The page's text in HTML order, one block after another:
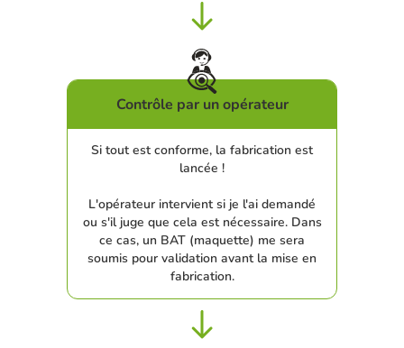
Contrôle par un opérateur
Si tout est conforme, la fabrication est
lancée !
L'opérateur intervient si je l'ai demandé
ou s'il juge que cela est nécessaire. Dans
ce cas, un BAT (maquette) me sera
soumis pour validation avant la mise en
fabrication.